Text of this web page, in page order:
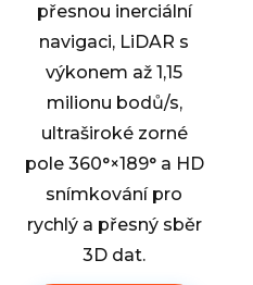
přesnou inerciální
navigaci, LiDAR s
výkonem až 1,15
milionu bodů/s,
ultraširoké zorné
pole 360°×189° a HD
snímkování pro
rychlý a přesný sběr
3D dat.